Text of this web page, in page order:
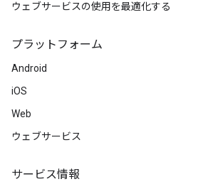
ウェブサービスの使用を最適化する
プラットフォーム
Android
iOS
Web
ウェブサービス
サービス情報